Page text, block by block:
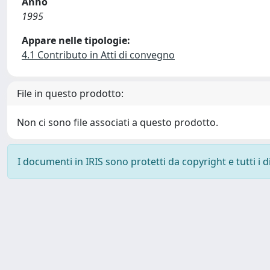
1995
Appare nelle tipologie:
4.1 Contributo in Atti di convegno
File in questo prodotto:
Non ci sono file associati a questo prodotto.
I documenti in IRIS sono protetti da copyright e tutti i